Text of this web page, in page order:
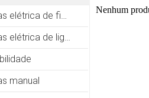
Cadeira de rodas elétrica de fibra de carbono
Cadeira de rodas elétrica de liga de alumínio
manual
Nenhum